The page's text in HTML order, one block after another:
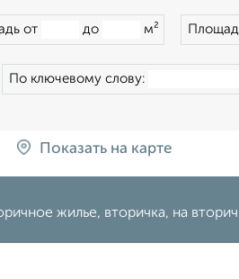
от до м²
По ключевому слову:
Показать на карте
жилье, вторичка, на